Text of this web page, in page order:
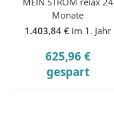
Monate
1.403,84 € im 1. Jahr
625,96 €
gespart